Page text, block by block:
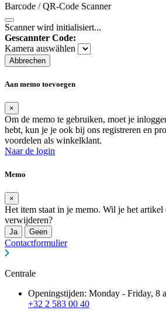
Barcode / QR-Code Scanner
Scanner wird initialisiert...
Gescannter Code:
Kamera auswählen
Abbrechen
Aan memo toevoegen
×
Om de memo te gebruiken, moet je
hebt, kun je je ook bij ons registreren en
voordelen als winkelklant.
Naar de login
Memo
×
Het item staat in je memo. Wil je het
verwijderen?
Ja Geen
Contactformulier
Centrale
Openingstijden: Monday - Friday, 8
+32 2 583 00 40